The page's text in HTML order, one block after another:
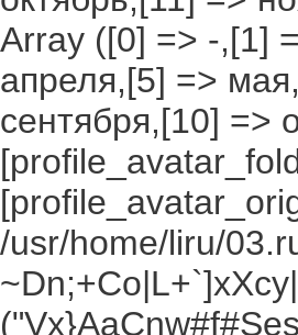
Array ([0] => -,[1]
апреля,[5] =>
сентября,[10] =>
/usr/home/liru/